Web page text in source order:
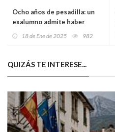
Ocho años de pesadilla: un
exalumno admite haber
18 de Ene de 2025 982
QUIZÁS TE INTERESE...